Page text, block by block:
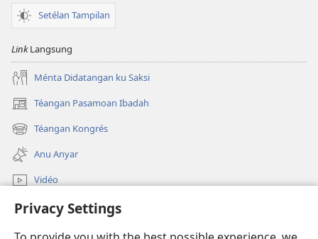
Privacy Settings
Setélan Tampilan
LinkLangsung
Ménta Didatangan ku Saksi
Téangan Pasamoan Ibadah
(dibuka
di
window
anyar)
Téangan Kongrés
(dibuka
di
window
anyar)
Anu Anyar
Vidéo
Téangan